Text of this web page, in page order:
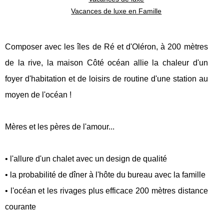
Vacances de luxe en Famille
Composer avec les îles de Ré et d'Oléron, à 200 mètres
de la rive, la maison Côté océan allie la chaleur d'un
foyer d'habitation et de loisirs de routine d'une station au
moyen de l'océan !
Mères et les pères de l'amour...
• l'allure d'un chalet avec un design de qualité
• la probabilité de dîner à l'hôte du bureau avec la famille
• l'océan et les rivages plus efficace 200 mètres distance
courante